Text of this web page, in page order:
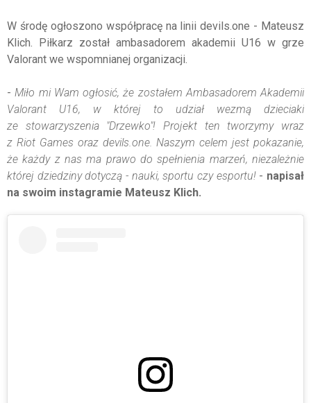
W środę ogłoszono współpracę na linii devils.one - Mateusz
Klich. Piłkarz został ambasadorem akademii U16 w grze
Valorant we wspomnianej organizacji.
-Miło mi Wam ogłosić, że zostałem Ambasadorem Akademii
Valorant U16, w której to udział wezmą dzieciaki
ze stowarzyszenia "Drzewko"! Projekt ten tworzymy wraz
z Riot Games oraz devils.one. Naszym celem jest pokazanie,
że każdy z nas ma prawo do spełnienia marzeń, niezależnie
której dziedziny dotyczą - nauki, sportu czy esportu!- napisał
na swoim instagramie Mateusz Klich.